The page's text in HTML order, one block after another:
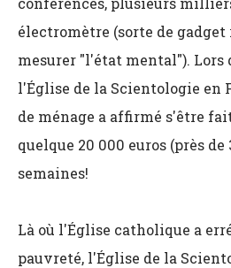
électromètre (sorte de
mesurer "l'état mental"). Lors
l'Église de la Scientologie en
de ménage a affirmé s'être
quelque 20 000 euros (près
semaines!
Là où l'Église catholique a
pauvreté, l'Église de la